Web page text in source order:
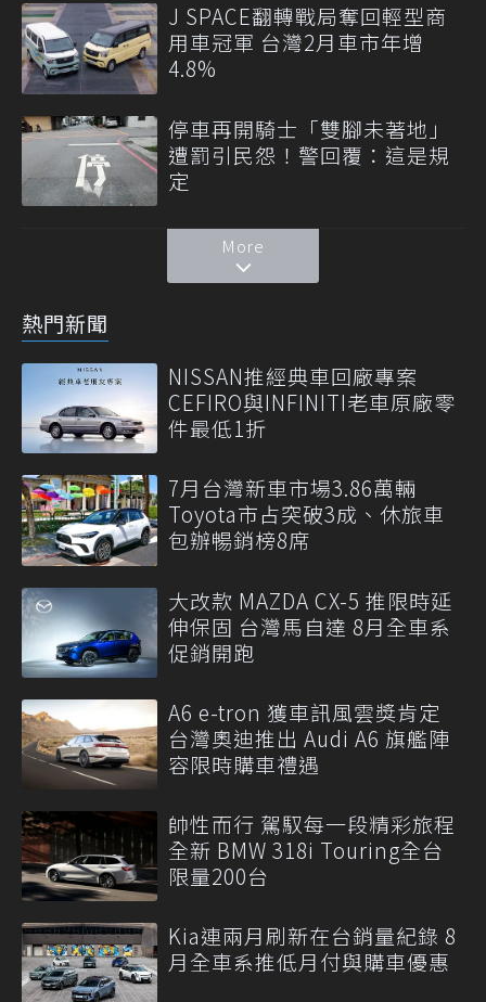
J SPACE翻轉戰局奪回輕型商
用車冠軍 台灣2月車市年增
4.8%
停車再開騎士「雙腳未著地」
遭罰引民怨！警回覆：這是規
定
More
熱門新聞
NISSAN推經典車回廠專案
CEFIRO與INFINITI老車原廠零
件最低1折
7月台灣新車市場3.86萬輛
Toyota市占突破3成、休旅車
包辦暢銷榜8席
大改款 MAZDA CX-5 推限時延
伸保固 台灣馬自達 8月全車系
促銷開跑
A6 e-tron 獲車訊風雲獎肯定
台灣奧迪推出 Audi A6 旗艦陣
容限時購車禮遇
帥性而行 駕馭每一段精彩旅程
全新 BMW 318i Touring全台
限量200台
Kia連兩月刷新在台銷量紀錄 8
月全車系推低月付與購車優惠